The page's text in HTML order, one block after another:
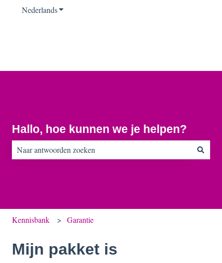
NederlandsSubmenu tonen voor vertalingen
Hallo, hoe kunnen we je helpen?
Kennisbank Garantie
Mijn pakket is